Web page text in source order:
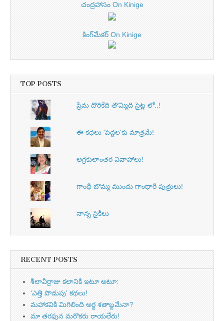
చంద్రహాసం On Kinige
కింగ్‌మేకర్ On Kinige
TOP POSTS
ప్రేమ దొరికేది తొమ్మిది సైట్ల లో..!
ఈ కథలు 'పెద్దల'కు మాత్రమే!
అగ్రకులాంతర వివాహాలు!
గాంధీ బొమ్మ ముందు గాంధారీ పుత్రులు!
నాన్న సైకిలు
RECENT POSTS
శీలావీర్రాజు కలానికి ఇటూ అటూ:
‘ఎత్తి పొడుపు’ కథలు!
మహాకవికి మిగిలింది అర్ధ శతాబ్దమేనా?
మా తరఫున మరొకరు రాయలేరు!